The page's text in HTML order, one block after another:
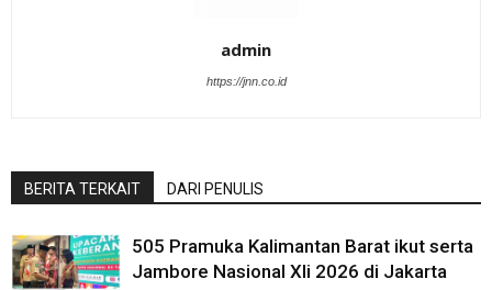
admin
https://jnn.co.id
BERITA TERKAIT DARI PENULIS
505 Pramuka Kalimantan Barat ikut serta
Jambore Nasional XIi 2026 di Jakarta